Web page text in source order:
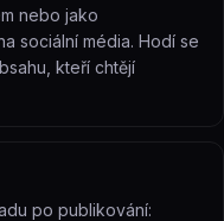
nebo jako
sociální média. Hodí se
kteří chtějí
po publikování: